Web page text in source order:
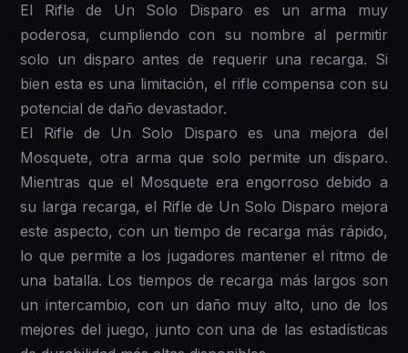
El Rifle de Un Solo Disparo es un arma muy
poderosa, cumpliendo con su nombre al permitir
solo un disparo antes de requerir una recarga. Si
bien esta es una limitación, el rifle compensa con su
potencial de daño devastador.
El Rifle de Un Solo Disparo es una mejora del
Mosquete, otra arma que solo permite un disparo.
Mientras que el Mosquete era engorroso debido a
su larga recarga, el Rifle de Un Solo Disparo mejora
este aspecto, con un tiempo de recarga más rápido,
lo que permite a los jugadores mantener el ritmo de
una batalla. Los tiempos de recarga más largos son
un intercambio, con un daño muy alto, uno de los
mejores del juego, junto con una de las estadísticas